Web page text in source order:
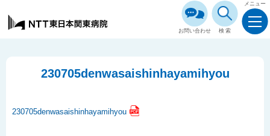
お問い合わせ 検索
メニュー
230705denwasaishinhayamihyou
230705denwasaishinhayamihyou